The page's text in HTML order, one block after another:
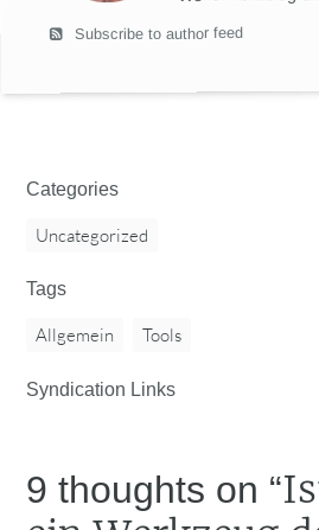
Subscribe to author feed
Categories
Uncategorized
Tags
Allgemein Tools
Syndication Links
9 thoughts on “